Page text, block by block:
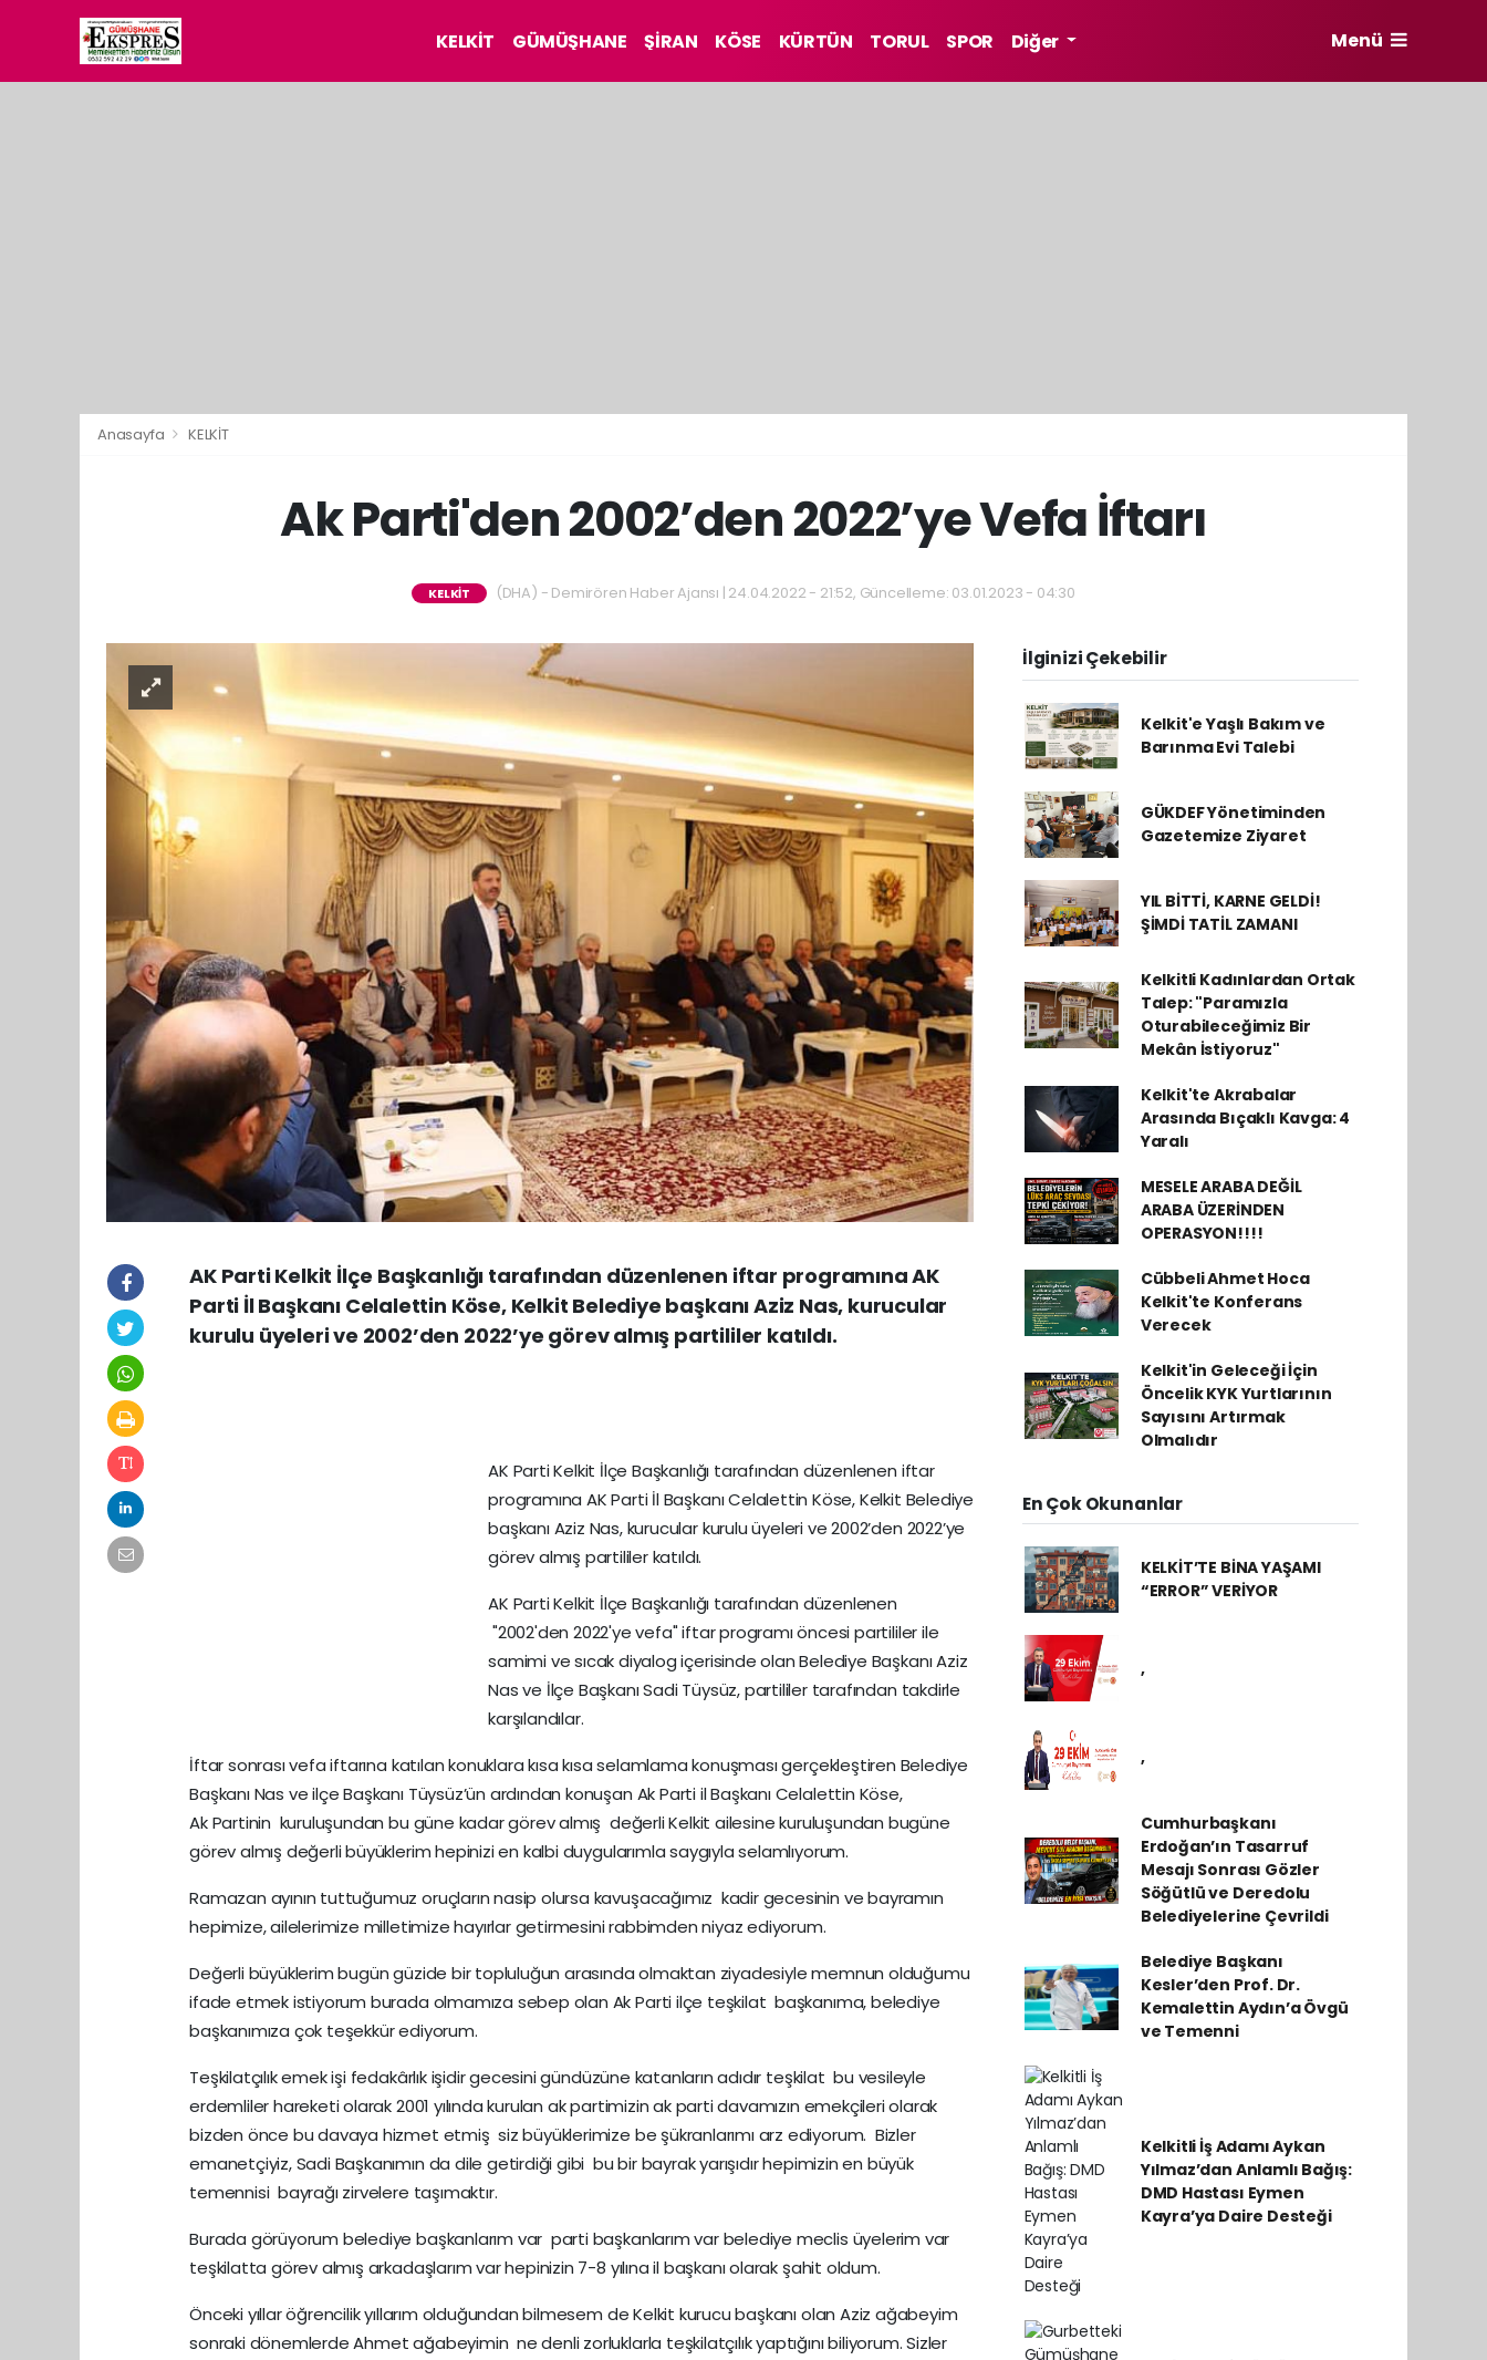
KELKİT GÜMÜŞHANE ŞİRAN KÖSE KÜRTÜN TORUL SPOR Diğer Menü
Anasayfa KELKİT
Ak Parti'den 2002’den 2022’ye Vefa İftarı
KELKİT (DHA) - Demirören Haber Ajansı | 24.04.2022 - 21:52, Güncelleme: 03.01.2023 - 04:30
AK Parti Kelkit İlçe Başkanlığı tarafından düzenlenen iftar programına AK
Parti İl Başkanı Celalettin Köse, Kelkit Belediye başkanı Aziz Nas, kurucular
kurulu üyeleri ve 2002’den 2022’ye görev almış partililer katıldı.
AK Parti Kelkit İlçe Başkanlığı tarafından düzenlenen iftar
programına AK Parti İl Başkanı Celalettin Köse, Kelkit Belediye
başkanı Aziz Nas, kurucular kurulu üyeleri ve 2002’den 2022’ye
görev almış partililer katıldı.
AK Parti Kelkit İlçe Başkanlığı tarafından düzenlenen
"2002'den 2022'ye vefa" iftar programı öncesi partililer ile
samimi ve sıcak diyalog içerisinde olan Belediye Başkanı Aziz
Nas ve İlçe Başkanı Sadi Tüysüz, partililer tarafından takdirle
karşılandılar.
İftar sonrası vefa iftarına katılan konuklara kısa kısa selamlama konuşması gerçekleştiren Belediye
Başkanı Nas ve ilçe Başkanı Tüysüz’ün ardından konuşan Ak Parti il Başkanı Celalettin Köse,
Ak Partinin kuruluşundan bu güne kadar görev almış değerli Kelkit ailesine kuruluşundan bugüne
görev almış değerli büyüklerim hepinizi en kalbi duygularımla saygıyla selamlıyorum.
Ramazan ayının tuttuğumuz oruçların nasip olursa kavuşacağımız kadir gecesinin ve bayramın
hepimize, ailelerimize milletimize hayırlar getirmesini rabbimden niyaz ediyorum.
Değerli büyüklerim bugün güzide bir topluluğun arasında olmaktan ziyadesiyle memnun olduğumu
ifade etmek istiyorum burada olmamıza sebep olan Ak Parti ilçe teşkilat başkanıma, belediye
başkanımıza çok teşekkür ediyorum.
Teşkilatçılık emek işi fedakârlık işidir gecesini gündüzüne katanların adıdır teşkilat bu vesileyle
erdemliler hareketi olarak 2001 yılında kurulan ak partimizin ak parti davamızın emekçileri olarak
bizden önce bu davaya hizmet etmiş siz büyüklerimize be şükranlarımı arz ediyorum. Bizler
emanetçiyiz, Sadi Başkanımın da dile getirdiği gibi bu bir bayrak yarışıdır hepimizin en büyük
temennisi bayrağı zirvelere taşımaktır.
Burada görüyorum belediye başkanlarım var parti başkanlarım var belediye meclis üyelerim var
teşkilatta görev almış arkadaşlarım var hepinizin 7-8 yılına il başkanı olarak şahit oldum.
Önceki yıllar öğrencilik yıllarım olduğundan bilmesem de Kelkit kurucu başkanı olan Aziz ağabeyim
sonraki dönemlerde Ahmet ağabeyimin ne denli zorluklarla teşkilatçılık yaptığını biliyorum. Sizler
İlginizi Çekebilir
Kelkit'e Yaşlı Bakım ve
Barınma Evi Talebi
GÜKDEF Yönetiminden
Gazetemize Ziyaret
YIL BİTTİ, KARNE GELDİ!
ŞİMDİ TATİL ZAMANI
Kelkitli Kadınlardan Ortak
Talep: "Paramızla
Oturabileceğimiz Bir
Mekân İstiyoruz"
Kelkit'te Akrabalar
Arasında Bıçaklı Kavga: 4
Yaralı
MESELE ARABA DEĞİL
ARABA ÜZERİNDEN
OPERASYON!!!!
Cübbeli Ahmet Hoca
Kelkit'te Konferans
Verecek
Kelkit'in Geleceği İçin
Öncelik KYK Yurtlarının
Sayısını Artırmak
Olmalıdır
En Çok Okunanlar
KELKİT’TE BİNA YAŞAMI
“ERROR” VERİYOR
,
,
Cumhurbaşkanı
Erdoğan’ın Tasarruf
Mesajı Sonrası Gözler
Söğütlü ve Deredolu
Belediyelerine Çevrildi
Belediye Başkanı
Kesler’den Prof. Dr.
Kemalettin Aydın’a Övgü
ve Temenni
Kelkitli İş Adamı Aykan
Yılmaz’dan Anlamlı Bağış:
DMD Hastası Eymen
Kayra’ya Daire Desteği